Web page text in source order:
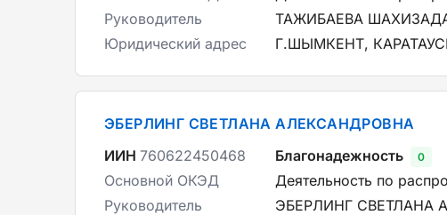
Руководитель
ТАЖИБАЕВА
Юридический адрес
Г.ШЫМКЕНТ,
ЭБЕРЛИНГ СВЕТЛАНА АЛЕКСАНДРОВНА
ИИН 760622450468 Благонадежность 0
Основной ОКЭД
Деятельность по
Руководитель
ЭБЕРЛИНГ СВЕТЛАНА